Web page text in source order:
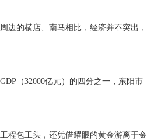
边的横店、南马相比，经济并不突出，
（32000亿元）的四分之一，东阳市
程包工头，还凭借耀眼的黄金游离于金